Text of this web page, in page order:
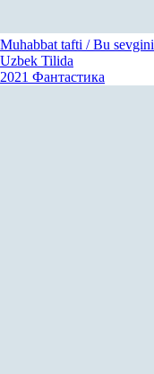
Muhabbat tafti / Bu
Uzbek Tilida
2021 Фантастика